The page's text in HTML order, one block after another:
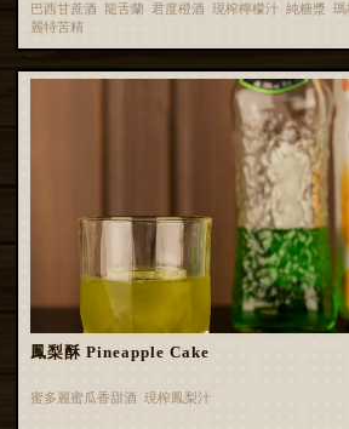
巴西甘蔗酒 龍舌蘭 君度橙酒 現榨檸檬汁 純糖漿 瑪
麗特苦精
鳳梨酥 Pineapple Cake
蜜多麗蜜瓜香甜酒 現榨鳳梨汁